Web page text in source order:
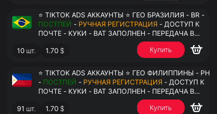
⭐ TIKTOK ADS АККАУНТЫ ⭐ ГЕО БРАЗИЛИЯ - BR -
ПОСТПЕЙ - РУЧНАЯ РЕГИСТРАЦИЯ - ДОСТУП К
ПОЧТЕ - КУКИ - ВАТ ЗАПОЛНЕН - ПЕРЕДАЧА В
10 шт. 1.70 $ Купить
⭐ TIKTOK ADS АККАУНТЫ ⭐ ГЕО ФИЛИППИНЫ - PH
- ПОСТПЕЙ - РУЧНАЯ РЕГИСТРАЦИЯ - ДОСТУП К
ПОЧТЕ - КУКИ - ВАТ ЗАПОЛНЕН - ПЕРЕДАЧА В
91 шт. 1.70 $ Купить